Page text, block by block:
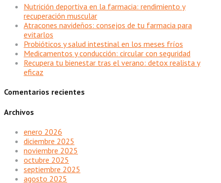
Nutrición deportiva en la farmacia: rendimiento y
recuperación muscular
Atracones navideños: consejos de tu farmacia para
evitarlos
Probióticos y salud intestinal en los meses fríos
Medicamentos y conducción: circular con seguridad
Recupera tu bienestar tras el verano: detox realista y
eficaz
Comentarios recientes
Archivos
enero 2026
diciembre 2025
noviembre 2025
octubre 2025
septiembre 2025
agosto 2025